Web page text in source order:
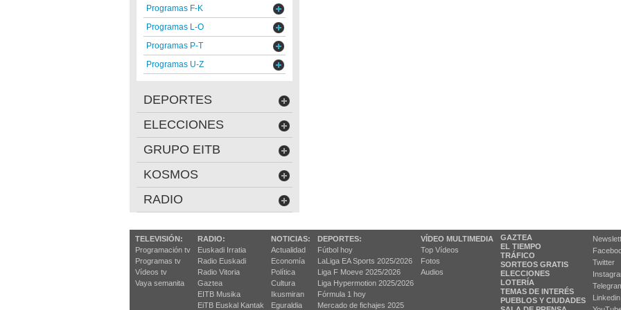
Programas F-K
Programas L-O
Programas P-T
Programas U-Z
DEPORTES
ELECCIONES
GRUPO EITB
KOSMOS
RADIO
TELEVISIÓN:
Programación tv
Programas tv
Vídeos tv
Vaya semanita
RADIO:
Euskadi Irratia
Radio Euskadi
Radio Vitoria
Gaztea
EITB Musika
EiTB Euskal Kantak
NOTICIAS:
Actualidad
Economía
Política
Cultura
Ikusmiran
Eguraldia
DEPORTES:
Fútbol hoy
LaLiga EA Sports 2025/2026
Liga F Moeve 2025/2026
Liga Hypermotion 2025/2026
Fórmula 1 hoy
Mercado de fichajes 2025
VÍDEO MULTIMEDIA
Top Vídeos
Fotos
Audios
GAZTEA
EL TIEMPO
TRÁFICO
SORTEOS GRATIS
ELECCIONES
LOTERÍA
TEMAS DE INTERÉS
PUEBLOS Y CIUDADES
Twitter
Linkedin